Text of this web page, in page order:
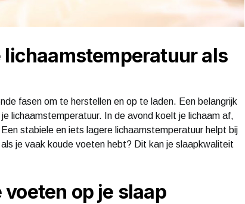
als
fasen om te herstellen en op te laden. Een belangrijk
lichaamstemperatuur. In de avond koelt je lichaam af,
stabiele en iets lagere lichaamstemperatuur helpt bij
je vaak koude voeten hebt? Dit kan je slaapkwaliteit
op je slaap